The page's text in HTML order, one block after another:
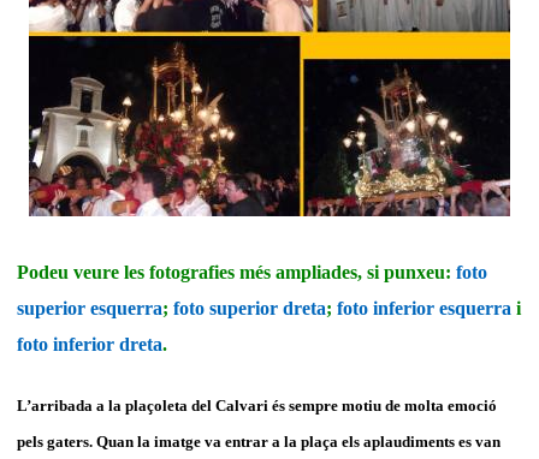
Podeu veure les fotografies més ampliades, si punxeu: foto
superior esquerra; foto superior dreta; foto inferior esquerra i
foto inferior dreta.
L’arribada a la plaçoleta del Calvari és sempre motiu de molta emoció
pels gaters. Quan la imatge va entrar a la plaça els aplaudiments es van